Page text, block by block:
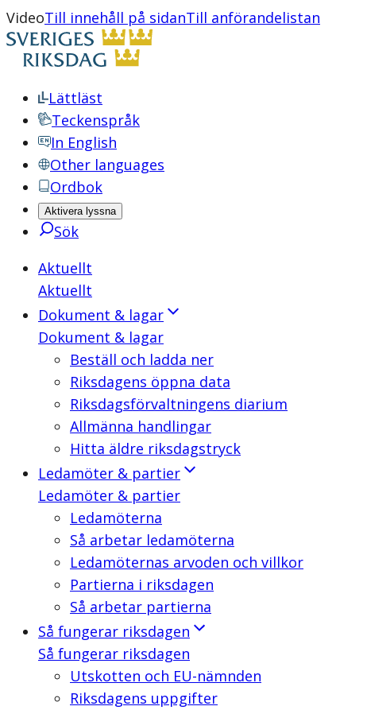
VideoTill innehåll på sidanTill anförandelistan
Lättläst
Teckenspråk
In English
Other languages
Ordbok
Aktivera lyssna
Sök
Aktuellt
Aktuellt
Dokument & lagar
Dokument & lagar
Beställ och ladda ner
Riksdagens öppna data
Riksdagsförvaltningens diarium
Allmänna handlingar
Hitta äldre riksdagstryck
Ledamöter & partier
Ledamöter & partier
Ledamöterna
Så arbetar ledamöterna
Ledamöternas arvoden och villkor
Partierna i riksdagen
Så arbetar partierna
Så fungerar riksdagen
Så fungerar riksdagen
Utskotten och EU-nämnden
Riksdagens uppgifter